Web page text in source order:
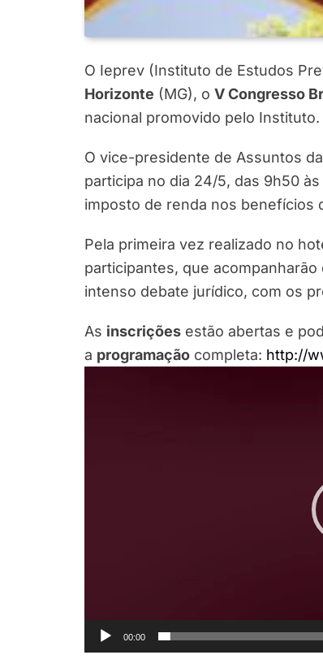
O Ieprev (Instituto de Estudos
Horizonte (MG), o V Congresso
nacional promovido pelo Instituto.
O vice-presidente de Assuntos
participa no dia 24/5, das 9h50
imposto de renda nos benefícios
Pela primeira vez realizado no
participantes, que
intenso debate jurídico, com os
As inscrições estão abertas e
a programação completa: http://
00:00